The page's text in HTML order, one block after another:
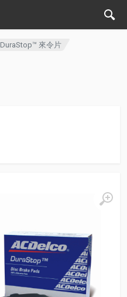
DuraStop™ 來令片